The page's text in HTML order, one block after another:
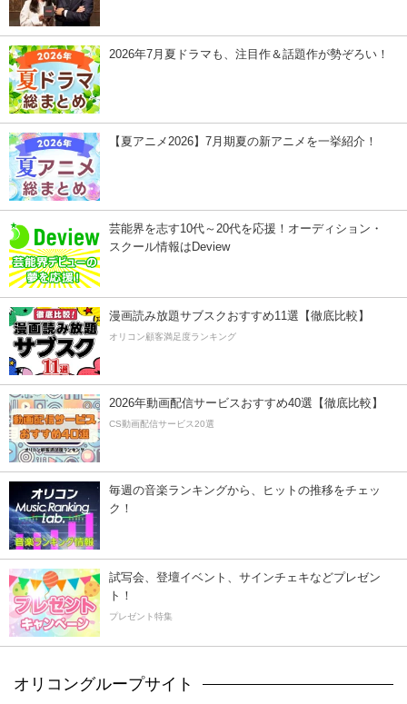
2026年7月夏ドラマも、注目作＆話題作が勢ぞろい！
【夏アニメ2026】7月期夏の新アニメを一挙紹介！
芸能界を志す10代～20代を応援！オーディション・
スクール情報はDeview
漫画読み放題サブスクおすすめ11選【徹底比較】
オリコン顧客満足度ランキング
2026年動画配信サービスおすすめ40選【徹底比較】
CS動画配信サービス20選
毎週の音楽ランキングから、ヒットの推移をチェッ
ク！
試写会、登壇イベント、サインチェキなどプレゼン
ト！
プレゼント特集
オリコングループサイト